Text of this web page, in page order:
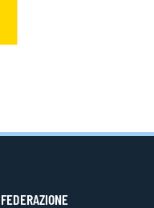
FEDERAZIONE